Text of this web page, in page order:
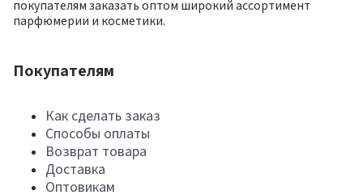
покупателям заказать оптом широкий ассортимент
парфюмерии и косметики.
Покупателям
Как сделать заказ
Способы оплаты
Возврат товара
Доставка
Оптовикам